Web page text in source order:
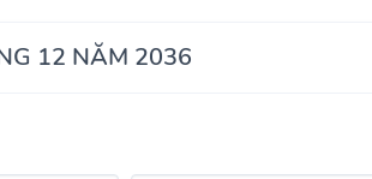
12 NĂM 2036